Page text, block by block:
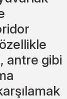
antre gibi